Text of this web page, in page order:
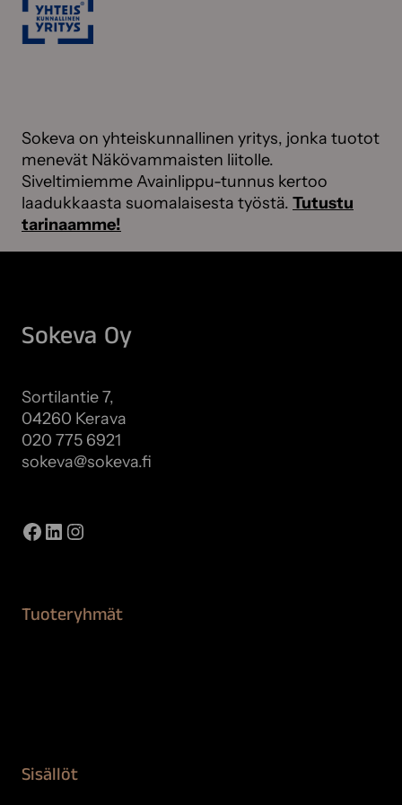
Sokeva on yhteiskunnallinen yritys, jonka tuotot
menevät Näkövammaisten liitolle.
Siveltimiemme Avainlippu-tunnus kertoo
laadukkaasta suomalaisesta työstä. Tutustu
tarinaamme!
Sokeva Oy
Sortilantie 7,
04260 Kerava
020 775 6921
sokeva@sokeva.fi
Facebook
LinkedIn
Instagram
Tuoteryhmät
Sisällöt